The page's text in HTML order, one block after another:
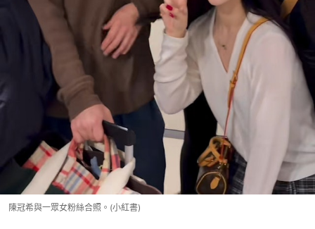
陳冠希與一眾女粉絲合照。(小紅書)